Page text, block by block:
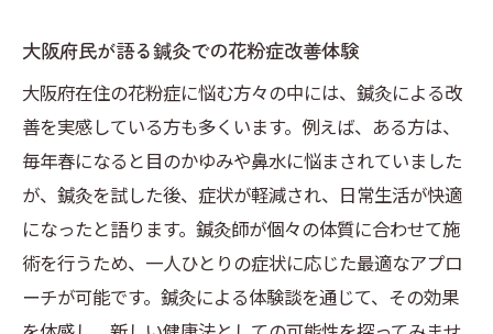
大阪府で見つける鍼灸の力—なぜ花粉症に有効
なのか
鍼灸の花粉症への効果とその理由
大阪府での鍼灸施術が花粉症に効く科学的
根拠
鍼灸が花粉症に有効な理由を探る
花粉症改善に向けた鍼灸施術の力
鍼灸と花粉症治療の未来展望
大阪府民が語る鍼灸での花粉症改善体験
大阪府在住の花粉症に悩む方々の中には、鍼灸による改
善を実感している方も多くいます。例えば、ある方は、
毎年春になると目のかゆみや鼻水に悩まされていました
が、鍼灸を試した後、症状が軽減され、日常生活が快適
になったと語ります。鍼灸師が個々の体質に合わせて施
術を行うため、一人ひとりの症状に応じた最適なアプロ
ーチが可能です。鍼灸による体験談を通じて、その効果